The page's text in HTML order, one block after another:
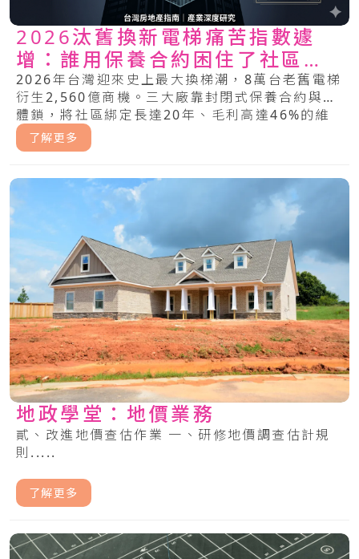
2026汰舊換新電梯痛苦指數遽
增：誰用保養合約困住了社區管
委會？
2026年台灣迎來史上最大換梯潮，8萬台老舊電梯
衍生2,560億商機。三大廠靠封閉式保養合約與軟
體鎖，將社區綁定長達20年、毛利高達46%的維
修暴利中。管委會該如何突破這場不平等的電梯困
局？.....
了解更多
地政學堂：地價業務
貳、改進地價查估作業 一、研修地價調查估計規
則.....
了解更多